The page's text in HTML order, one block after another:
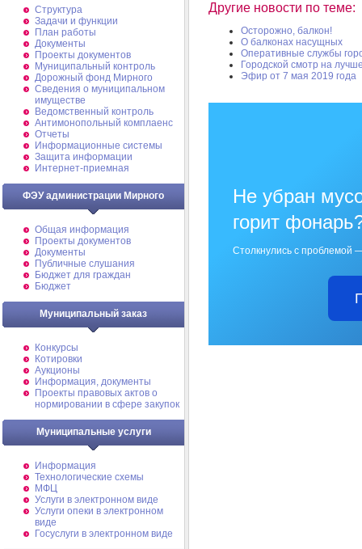
Структура
Задачи и функции
План работы
Документы
Проекты документов
Муниципальный контроль
Дорожный фонд Мирного
Cведения о муниципальном
имуществе
Ведомственный контроль
Антимонопольный комплаенс
Отчеты
Информационные системы
Защита информации
Интернет-приемная
ФЭУ администрации Мирного
Общая информация
Проекты документов
Документы
Публичные слушания
Бюджет для граждан
Бюджет
Муниципальный заказ
Конкурсы
Котировки
Аукционы
Информация, документы
Проекты правовых актов о
нормировании в сфере закупок
Муниципальные услуги
Информация
Технологические схемы
МФЦ
Услуги в электронном виде
Услуги опеки в электронном
виде
Госуслуги в электронном виде
Другие новости по теме:
Осторожно, балкон!
О балконах насущных
Оперативные службы
Городской смотр на
Эфир от 7 мая 2019 года
Не убран
горит
Столкнулись с проблемой